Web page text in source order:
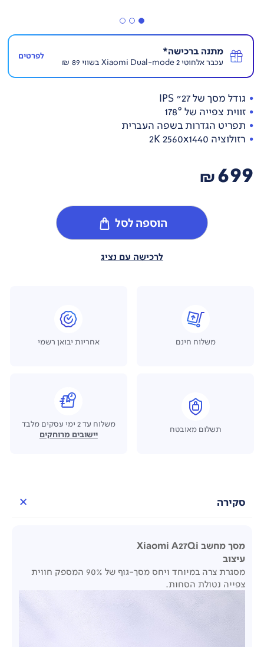
מתנה ברכישה*
עכבר אלחוטי Xiaomi Dual-mode 2 בשווי 89 ₪
לפרטים
גודל מסך של 27" IPS
זווית צפייה של 178°
תפריט הגדרות בשפה העברית
רזולוציה 2K 2560x1440
699
₪
הוספה לסל
לרכישה עם נציג
משלוח חינם אחריות יבואן רשמי
תשלום מאובטח
משלוח עד 2 ימי עסקים מלבד
יישובים מרוחקים
סקירה
מסך מחשב Xiaomi A27Qi
עיצוב
מסגרת צרה במיוחד ויחס מסך-גוף של 90% המספק חווית
צפייה נטולת הסחות.